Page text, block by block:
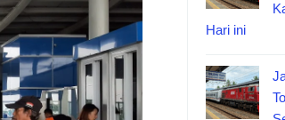
Hari ini